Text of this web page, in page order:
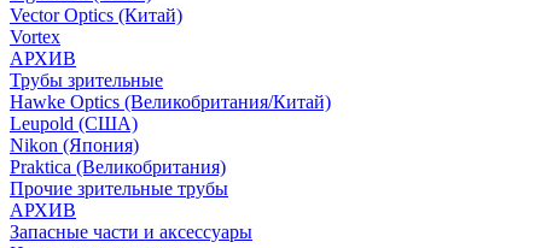
Vector Optics (Китай)
Vortex
АРХИВ
Трубы зрительные
Hawke Optics (Великобритания/Китай)
Leupold (США)
Nikon (Япония)
Praktica (Великобритания)
Прочие зрительные трубы
АРХИВ
Запасные части и аксессуары